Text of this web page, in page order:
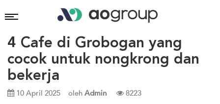
4 Cafe di Grobogan yang
cocok untuk nongkrong dan
bekerja
10 April 2025 oleh Admin 8223